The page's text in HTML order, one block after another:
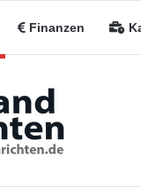
Finanzen